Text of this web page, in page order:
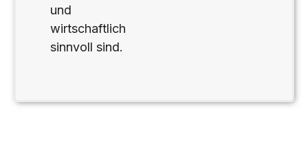
und
wirtschaftlich
sinnvoll sind.